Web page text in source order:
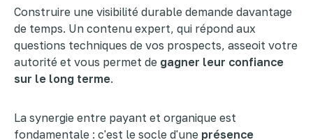
Construire une visibilité durable demande davantage
de temps. Un contenu expert, qui répond aux
questions techniques de vos prospects, asseoit votre
autorité et vous permet de gagner leur confiance
sur le long terme.
La synergie entre payant et organique est
fondamentale : c'est le socle d'une présence